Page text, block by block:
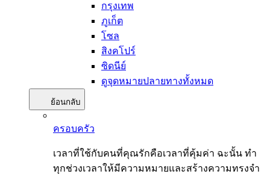
กรุงเทพ
ภูเก็ต
โซล
สิงคโปร์
ซิดนีย์
ดูจุดหมายปลายทางทั้งหมด
ย้อนกลับ
ครอบครัว
เวลาที่ใช้กับคนที่คุณรักคือเวลาที่คุ้มค่า ฉะนั้น ทำ
ทุกช่วงเวลาให้มีความหมายและสร้างความทรงจำ